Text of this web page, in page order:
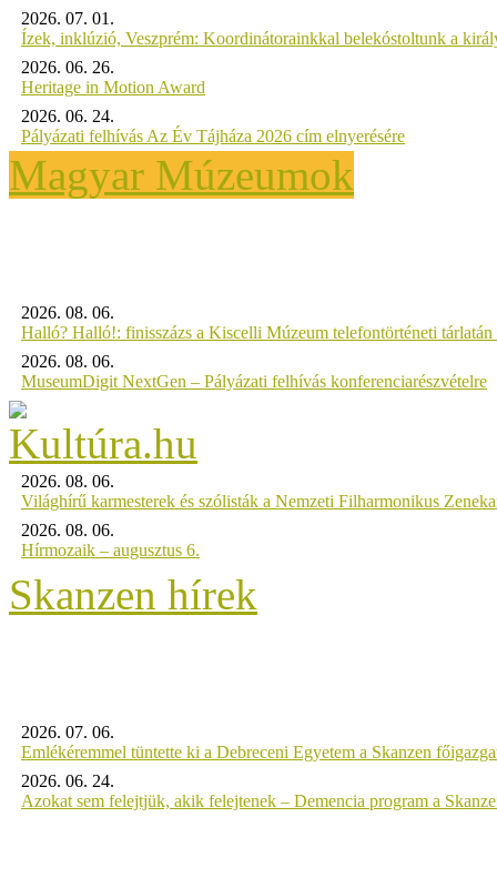
2026. 07. 01.
Ízek, inklúzió, Veszprém: Koordinátorainkkal belekóstoltunk a
2026. 06. 26.
Heritage in Motion Award
2026. 06. 24.
Pályázati felhívás Az Év Tájháza 2026 cím elnyerésére
Magyar Múzeumok
2026. 08. 06.
Halló? Halló!: finisszázs a Kiscelli Múzeum telefontörténeti tárlatán
2026. 08. 06.
MuseumDigit NextGen – Pályázati felhívás konferenciarészvételre
2026. 08. 06.
Világhírű karmesterek és szólisták a Nemzeti Filharmonikus
2026. 08. 06.
Hírmozaik – augusztus 6.
Skanzen hírek
2026. 07. 06.
Emlékéremmel tüntette ki a Debreceni Egyetem a Skanzen
2026. 06. 24.
Azokat sem felejtjük, akik felejtenek – Demencia program a